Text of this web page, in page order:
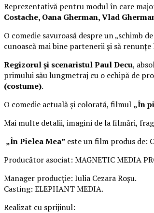
Reprezentativă pentru modul în care
Costache, Oana Gherman, Vlad
O comedie savuroasă despre un „schimb
cunoască mai bine partenerii și să
Regizorul și scenaristul Paul Decu,
primului său lungmetraj cu o echipă de
(costume).
O comedie actuală și colorată, filmul „În
Mai multe detalii, imagini de la filmări,
„În Pielea Mea” este un film produs de:
Producător asociat: MAGNETIC MEDIA
Manager producție: Iulia Cezara Roșu.
Casting: ELEPHANT MEDIA.
Realizat cu sprijinul: